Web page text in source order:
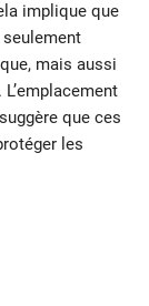
implique que
seulement
mais aussi
que ces
les